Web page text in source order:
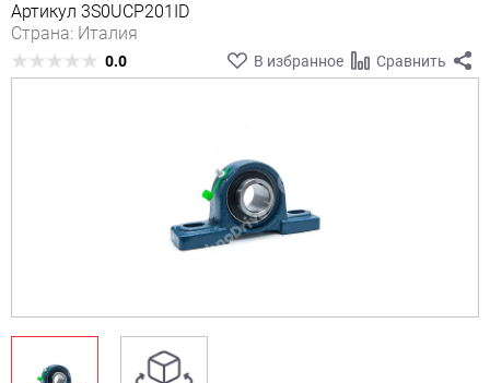
Артикул 3S0UCP201ID
Страна: Италия
0.0 В избранное Сравнить